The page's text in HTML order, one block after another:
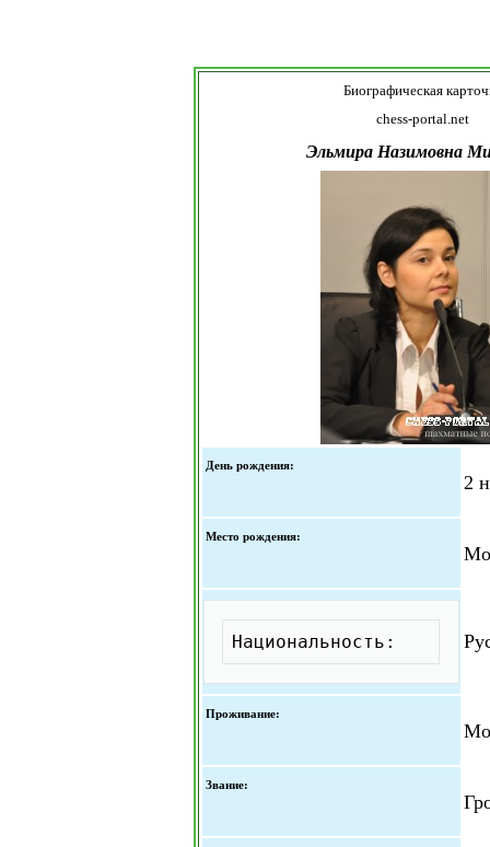
Биографическая
chess-portal.net
Эльмира Назимовна
День рождения:
2
Место рождения:
Национальность:
Проживание:
Звание: